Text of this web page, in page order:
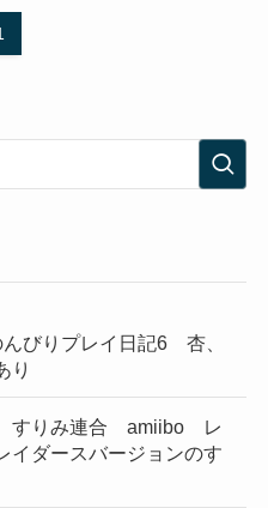
びりプレイ日記6 杏、
り
すりみ連合 amiibo レ
ダースバージョンのす